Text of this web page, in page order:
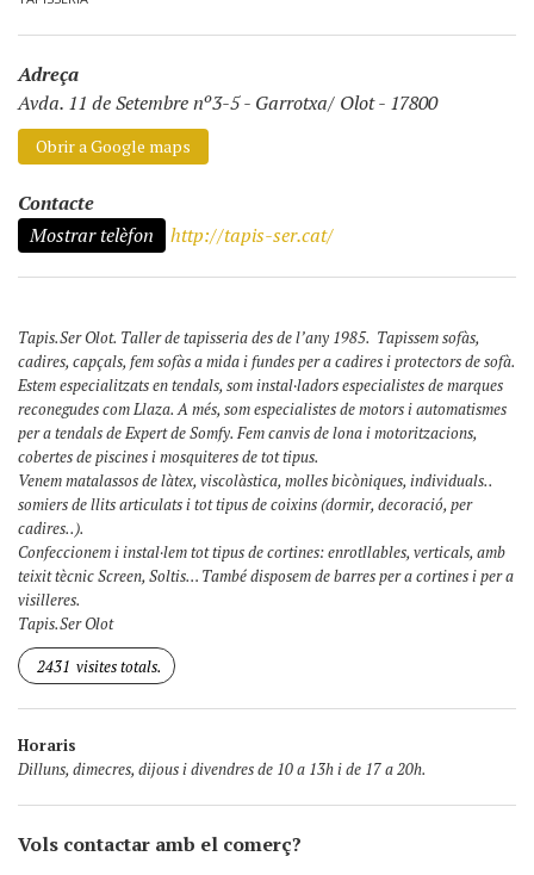
Adreça
Avda. 11 de Setembre nº3-5- Garrotxa/ Olot - 17800
Obrir a Google maps
Contacte
Mostrar telèfon
http://tapis-ser.cat/
Tapis.Ser Olot. Taller de tapisseria des de l’any 1985. Tapissem sofàs,
cadires, capçals, fem sofàs a mida i fundes per a cadires i protectors de sofà.
Estem especialitzats en tendals, som instal·ladors especialistes de marques
reconegudes com Llaza. A més, som especialistes de motors i automatismes
per a tendals de Expert de Somfy. Fem canvis de lona i motoritzacions,
cobertes de piscines i mosquiteres de tot tipus.
Venem matalassos de làtex, viscolàstica, molles bicòniques, individuals..
somiers de llits articulats i tot tipus de coixins (dormir, decoració, per
cadires..).
Confeccionem i instal·lem tot tipus de cortines: enrotllables, verticals, amb
teixit tècnic Screen, Soltis… També disposem de barres per a cortines i per a
visilleres.
Tapis.Ser Olot
2431 visites totals.
Horaris
Dilluns, dimecres, dijous i divendres de 10 a 13h i de 17 a 20h.
Vols contactar amb el comerç?